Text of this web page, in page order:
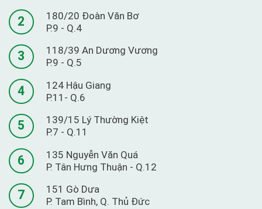
2
180/20 Đoàn Văn Bơ
P.9 - Q.4
3
118/39 An Dương Vương
P.9 - Q.5
4
124 Hậu Giang
P.11- Q.6
5
139/15 Lý Thường Kiệt
P.7 - Q.11
6
135 Nguyễn Văn Quá
P. Tân Hưng Thuận - Q.12
7
151 Gò Dưa
P. Tam Bình, Q. Thủ Đức